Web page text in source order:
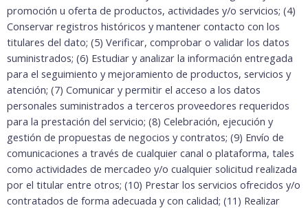
promoción u oferta de productos, actividades y/o servicios; (4)
Conservar registros históricos y mantener contacto con los
titulares del dato; (5) Verificar, comprobar o validar los datos
suministrados; (6) Estudiar y analizar la información entregada
para el seguimiento y mejoramiento de productos, servicios y
atención; (7) Comunicar y permitir el acceso a los datos
personales suministrados a terceros proveedores requeridos
para la prestación del servicio; (8) Celebración, ejecución y
gestión de propuestas de negocios y contratos; (9) Envío de
comunicaciones a través de cualquier canal o plataforma, tales
como actividades de mercadeo y/o cualquier solicitud realizada
por el titular entre otros; (10) Prestar los servicios ofrecidos y/o
contratados de forma adecuada y con calidad; (11) Realizar